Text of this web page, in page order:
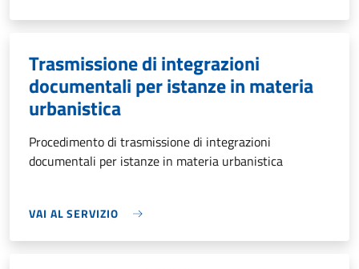
Trasmissione di integrazioni
documentali per istanze in materia
urbanistica
Procedimento di trasmissione di integrazioni
documentali per istanze in materia urbanistica
VAI AL SERVIZIO